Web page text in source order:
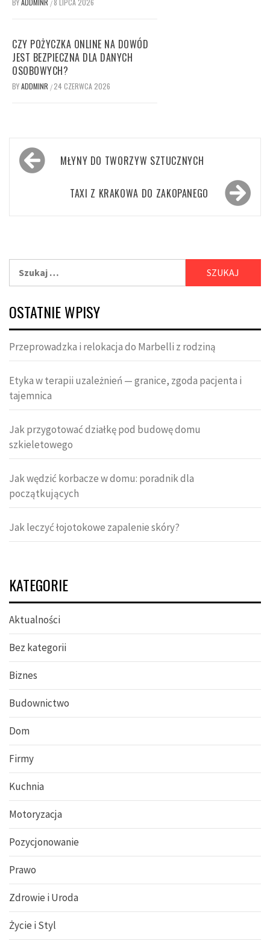
/
CZY POŻYCZKA ONLINE NA DOWÓD
JEST BEZPIECZNA DLA DANYCH
OSOBOWYCH?
BYADDMINR / 24 CZERWCA 2026
Nawigacja
wpisu MŁYNY DO TWORZYW SZTUCZNYCH
TAXI Z KRAKOWA DO ZAKOPANEGO
OSTATNIE WPISY
Przeprowadzka i relokacja do Marbelli z rodziną
Etyka w terapii uzależnień — granice, zgoda pacjenta i
tajemnica
Jak przygotować działkę pod budowę domu
szkieletowego
Jak wędzić korbacze w domu: poradnik dla
początkujących
Jak leczyć łojotokowe zapalenie skóry?
KATEGORIE
Aktualności
Bez kategorii
Biznes
Budownictwo
Dom
Firmy
Kuchnia
Motoryzacja
Pozycjonowanie
Prawo
Zdrowie i Uroda
Życie i Styl